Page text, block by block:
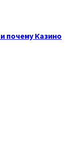
почему Казино